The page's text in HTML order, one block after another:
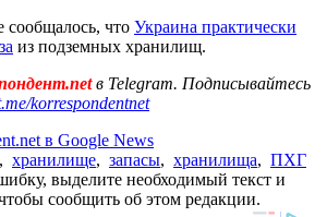
сообщалось, что Украина практически
из подземных хранилищ.
в Telegram. Подписывайтесь
korrespondentnet
в Google News
, хранилище, запасы, хранилища, ПХГ
выделите необходимый текст и
сообщить об этом редакции.